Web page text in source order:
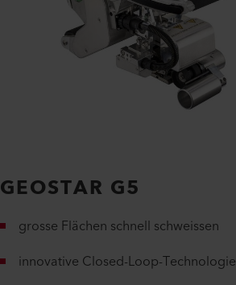
GEOSTAR G5
grosse Flächen schnell schweissen
innovative Closed-Loop-Technologie